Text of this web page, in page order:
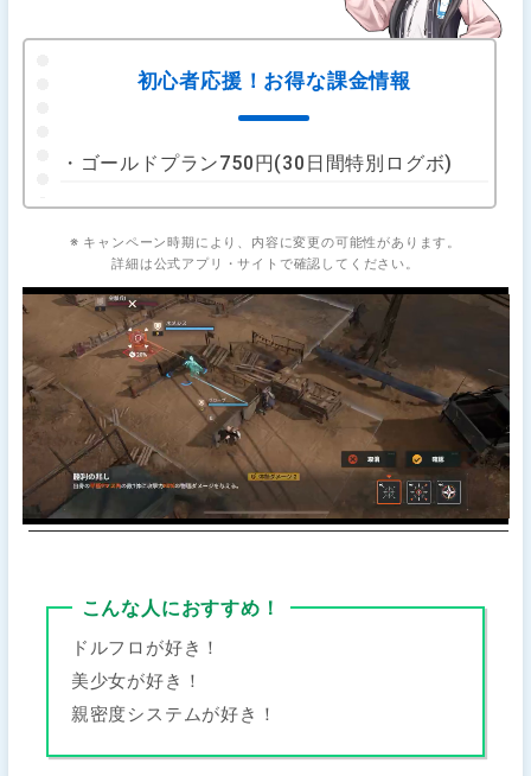
初心者応援！お得な課金情報
・ゴールドプラン750円(30日間特別ログボ)
※ キャンペーン時期により、内容に変更の可能性があります。
詳細は公式アプリ・サイトで確認してください。
こんな人におすすめ！
ドルフロが好き！
美少女が好き！
親密度システムが好き！